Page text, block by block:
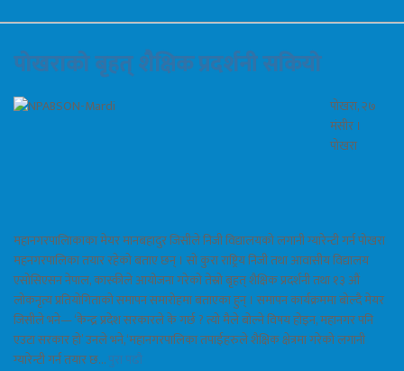
पोखराको बृहत् शैक्षिक प्रदर्शनी सकियो
पोखरा, २७
मंसीर ।
पोखरा
महानगरपालिाकाका मेयर मानबहादुर जिसीले निजी विद्यालयको लगानी ग्यारेन्टी गर्न पोखरा
महनगरपालिका तयार रहेको बताए छन् । सो कुरा राष्ट्रिय निजी तथा आवासीय विद्यालय
एसोसिएसन नेपाल, कास्कीले आयोजना गरेको तेस्रो बृहत् शैक्षिक प्रदर्शनी तथा १३ औं
लोकनृत्य प्रतियोगिताको समापन समारोहमा बताएका हुन् । समापन कार्यक्रममा बोल्दै मेयर
जिसीले भने— ‘केन्द्र प्रदेश सरकारले के गर्छ ? त्यो मैले बोल्ने विषय होइन, महानगर पनि
एउटा सरकार हो’ उनले भने,‘महानगरपालिका तपाईहरुले शैक्षिक क्षेत्रमा गरेको लगानी
ग्यारेन्टी गर्न तयार छ…पुरा पढौ